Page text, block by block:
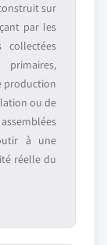
sur
par les
collectées
production
ou de
à une
réelle du